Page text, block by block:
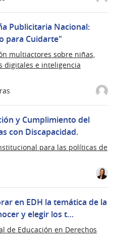
Publicitaria Nacional:
para Cuidarte"
multiactores sobre niñas,
digitales e inteligencia
y Cumplimiento del
con Discapacidad.
para las políticas de
en EDH la temática de la
y elegir los t…
de Educación en Derechos